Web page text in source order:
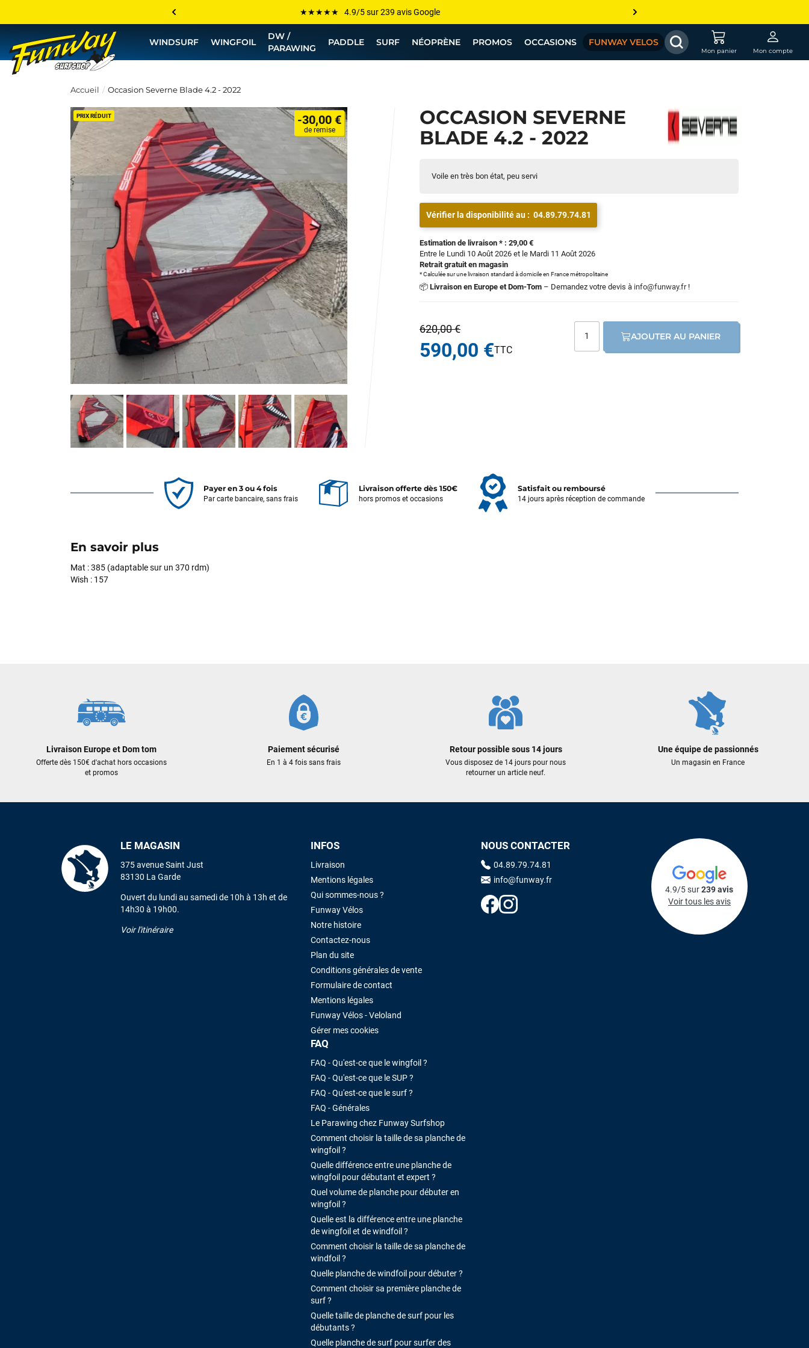
Les plus grandes marques sont chez Funway
Jusqu’à -75% de remise sur le windsurf, wingfoil, etc...
💰 Meilleur prix garanti — Moins cher ailleurs ? On s’aligne !
WINDSURF WINGFOIL
DW /
PARAWING
PADDLE SURF NÉOPRÈNE PROMOS OCCASIONS FUNWAY VELOS
Mon panier Mon compte
Accueil Occasion Severne Blade 4.2 - 2022
OCCASION SEVERNE
BLADE 4.2 - 2022
PRIX RÉDUIT -30,00 €
de remise
Voile en très bon état, peu servi
Vérifier la disponibilité au : 04.89.79.74.81
Estimation de livraison * : 29,00 €
Entre le Lundi 10 Août 2026 et le Mardi 11 Août 2026
Retrait gratuit en magasin
* Calculée sur une livraison standard à domicile en France métropolitaine
📦 Livraison en Europe et Dom-Tom – Demandez votre devis à info@funway.fr!
620,00 €
590,00 €
AJOUTER AU PANIER
Payer en 3 ou 4 fois
Par carte bancaire, sans frais
Livraison offerte dès 150€
hors promos et occasions
Satisfait ou remboursé
14 jours après réception de commande
En savoir plus
Mat : 385 (adaptable sur un 370 rdm)
Wish : 157
Livraison Europe et Dom tom
Offerte dès 150€ d'achat hors occasions
et promos
Paiement sécurisé
En 1 à 4 fois sans frais
Retour possible sous 14 jours
Vous disposez de 14 jours pour nous
retourner un article neuf.
Une équipe de passionnés
Un magasin en France
LE MAGASIN
375 avenue Saint Just
83130 La Garde
Ouvert du lundi au samedi de 10h à 13h et de
14h30 à 19h00.
Voir l'itinéraire
INFOS
Livraison
Mentions légales
Qui sommes-nous ?
Funway Vélos
Notre histoire
Contactez-nous
Plan du site
Conditions générales de vente
Formulaire de contact
Mentions légales
Funway Vélos - Veloland
Gérer mes cookies
FAQ
FAQ - Qu'est-ce que le wingfoil ?
FAQ - Qu'est-ce que le SUP ?
FAQ - Qu'est-ce que le surf ?
FAQ - Générales
Le Parawing chez Funway Surfshop
Comment choisir la taille de sa planche de
wingfoil ?
Quelle différence entre une planche de
wingfoil pour débutant et expert ?
Quel volume de planche pour débuter en
wingfoil ?
Quelle est la différence entre une planche
de wingfoil et de windfoil ?
Comment choisir la taille de sa planche de
windfoil ?
Quelle planche de windfoil pour débuter ?
Comment choisir sa première planche de
surf ?
Quelle taille de planche de surf pour les
débutants ?
Quelle planche de surf pour surfer des
NOUS CONTACTER
04.89.79.74.81
info@funway.fr
4.9/5 sur239 avis
Voir tous les avis
dans un colis propre et soigné. Plus qu’à tester ça sur l’eau ! Je
recommande vivement ce magasin pour son professionnalisme et sa
réactivité.
Sébastien BACHELIER
il y a un mois
Cela faisait 6 mois que je galérais à remplacer ma board eux m'ont
Maronui RICHMOND
il y a 3 mois
J'ai acheté une voile d'occasion depuis Tahiti. Super service. L'envoi a
été rapide. La voile est arrivée en super état. Mauruuru roa.
VOIR TOUS LES AVIS